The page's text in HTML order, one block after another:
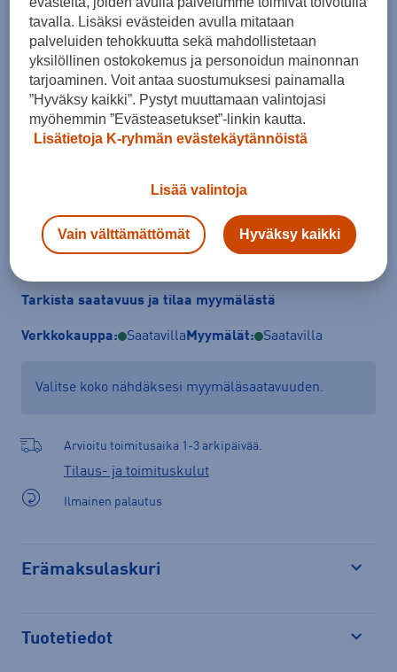
Koko
S
Kokotaulukko
Lisää ostoskoriin
Tarkista saatavuus ja tilaa myymälästä
Verkkokauppa: Saatavilla Myymälät: Saatavilla
Valitse koko nähdäksesi myymäläsaatavuuden.
Arvioitu toimitusaika 1-3 arkipäivää.
Tilaus- ja toimituskulut
Ilmainen palautus
Erämaksulaskuri
Tuotetiedot
tavalla. Lisäksi evästeiden avulla mitataan
palveluiden tehokkuutta sekä mahdollistetaan
yksilöllinen ostokokemus ja personoidun mainonnan
tarjoaminen. Voit antaa suostumuksesi painamalla
”Hyväksy kaikki”. Pystyt muuttamaan valintojasi
myöhemmin ”Evästeasetukset”-linkin kautta.
Lisätietoja K-ryhmän evästekäytännöistä
Lisää valintoja
Vain välttämättömät Hyväksy kaikki